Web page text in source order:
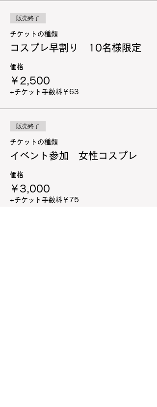
販売終了
チケットの種類
コスプレ早割り 10名様限定
価格
￥2,500
+チケット手数料￥63
販売終了
チケットの種類
イベント参加 女性コスプレ
価格
￥3,000
+チケット手数料￥75